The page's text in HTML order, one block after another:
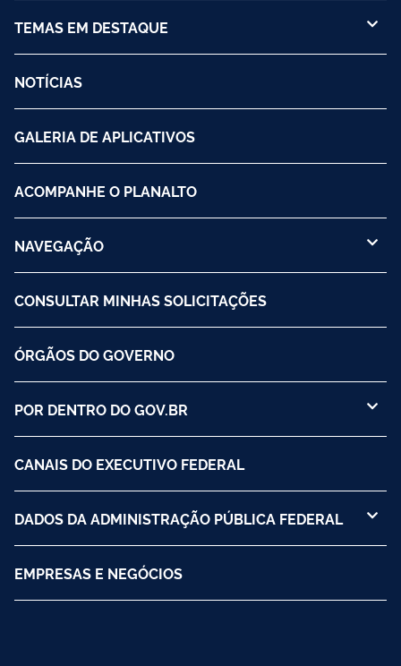
TEMAS EM DESTAQUE
NOTÍCIAS
GALERIA DE APLICATIVOS
ACOMPANHE O PLANALTO
NAVEGAÇÃO
CONSULTAR MINHAS SOLICITAÇÕES
ÓRGÃOS DO GOVERNO
POR DENTRO DO GOV.BR
CANAIS DO EXECUTIVO FEDERAL
DADOS DA ADMINISTRAÇÃO PÚBLICA FEDERAL
EMPRESAS E NEGÓCIOS